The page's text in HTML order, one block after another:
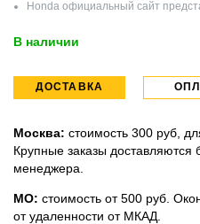
Honda официальный сайт
В наличии
ДОСТАВКА
Москва: стоимость 300 руб,
Крупные заказы доставляются
менеджера.
МО: стоимость от 500 руб.
от удаленности от МКАД.